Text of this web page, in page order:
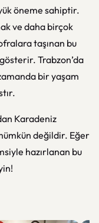
öneme sahiptir.
ve daha birçok
taşınan bu
Trabzon’da
bir yaşam
Karadeniz
değildir. Eğer
hazırlanan bu